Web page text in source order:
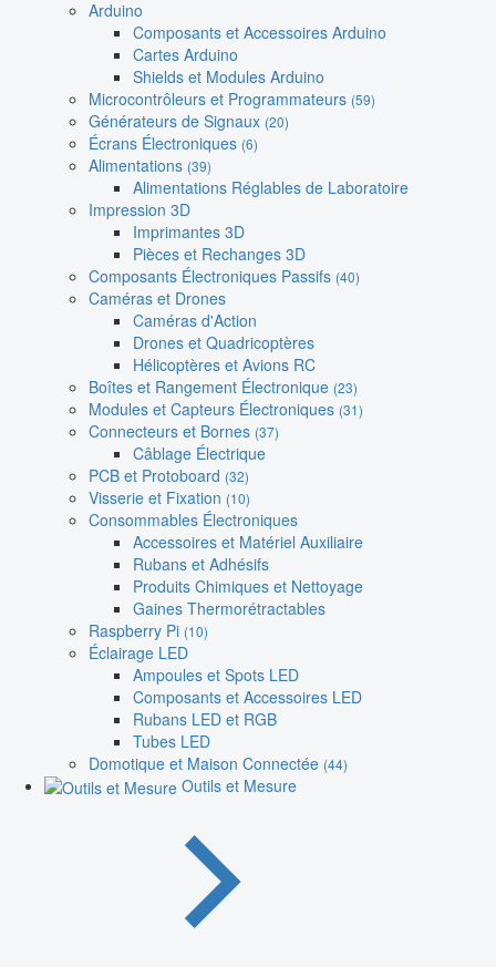
Arduino
Composants et Accessoires Arduino
Cartes Arduino
Shields et Modules Arduino
Microcontrôleurs et Programmateurs (59)
Générateurs de Signaux (20)
Écrans Électroniques (6)
Alimentations (39)
Alimentations Réglables de Laboratoire
Impression 3D
Imprimantes 3D
Pièces et Rechanges 3D
Composants Électroniques Passifs (40)
Caméras et Drones
Caméras d'Action
Drones et Quadricoptères
Hélicoptères et Avions RC
Boîtes et Rangement Électronique (23)
Modules et Capteurs Électroniques (31)
Connecteurs et Bornes (37)
Câblage Électrique
PCB et Protoboard (32)
Visserie et Fixation (10)
Consommables Électroniques
Accessoires et Matériel Auxiliaire
Rubans et Adhésifs
Produits Chimiques et Nettoyage
Gaines Thermorétractables
Raspberry Pi (10)
Éclairage LED
Ampoules et Spots LED
Composants et Accessoires LED
Rubans LED et RGB
Tubes LED
Domotique et Maison Connectée (44)
Outils et Mesure